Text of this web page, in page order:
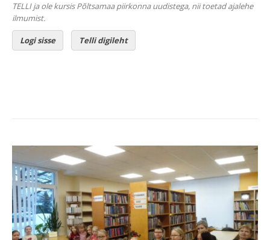
TELLI ja ole kursis Põltsamaa piirkonna uudistega, nii toetad ajalehe
ilmumist.
Logi sisse Telli digileht